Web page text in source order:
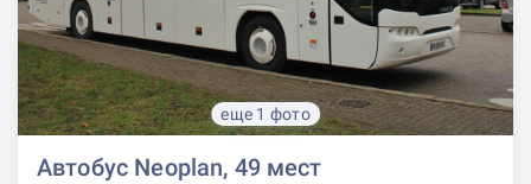
еще 1 фото
Автобус Neoplan, 49 мест